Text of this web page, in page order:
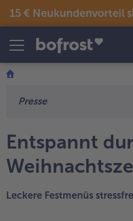
Produkte
Fisch &
Gemüse
Rezepte
alle Klassiker neu
Festliches
alle Festliches
Für Kinder
alle Für Kinder
Süßes & Desserts
15 € Neukundenvorteil
Presse
Entspannt
Leckere Festmenüs